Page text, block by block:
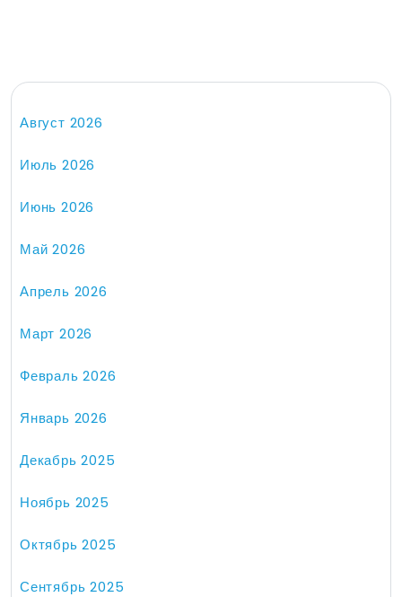
Август 2026
Июль 2026
Июнь 2026
Май 2026
Апрель 2026
Март 2026
Февраль 2026
Январь 2026
Декабрь 2025
Ноябрь 2025
Октябрь 2025
Сентябрь 2025